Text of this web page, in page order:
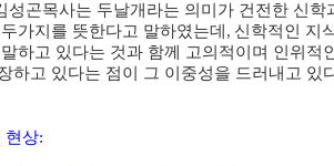
성곤목사는 두날개라는 의미가 건전한 신학
가지를 뜻한다고 말하였는데 , 신학적인 지
하고 있다는 것과 함께 고의적이며 인위적
하고 있다는 점이 그 이중성을 드러내고 있
현상: